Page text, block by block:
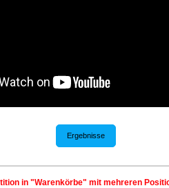
Ergebnisse
in "Warenkörbe" mit mehreren